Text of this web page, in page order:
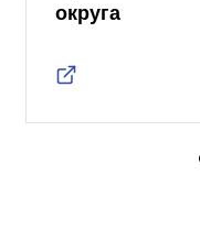
округа